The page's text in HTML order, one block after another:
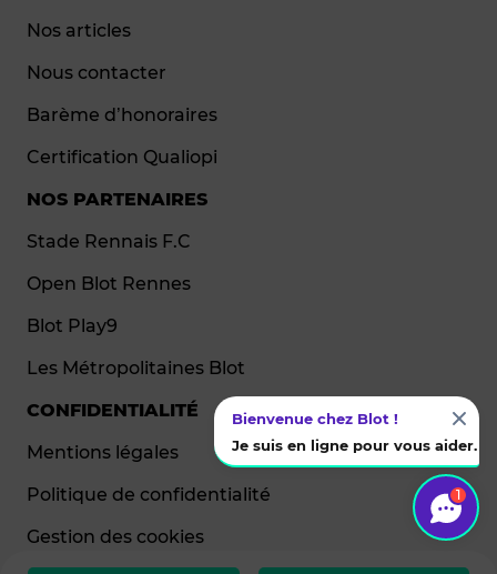
Nos articles
Nous contacter
Barème d’honoraires
Certification Qualiopi
NOS PARTENAIRES
Stade Rennais F.C
Open Blot Rennes
Blot Play9
Les Métropolitaines Blot
CONFIDENTIALITÉ
Mentions légales
Politique de confidentialité
Gestion des cookies
1
Bienvenue chez Blot !
Je suis en ligne pour vous aider.